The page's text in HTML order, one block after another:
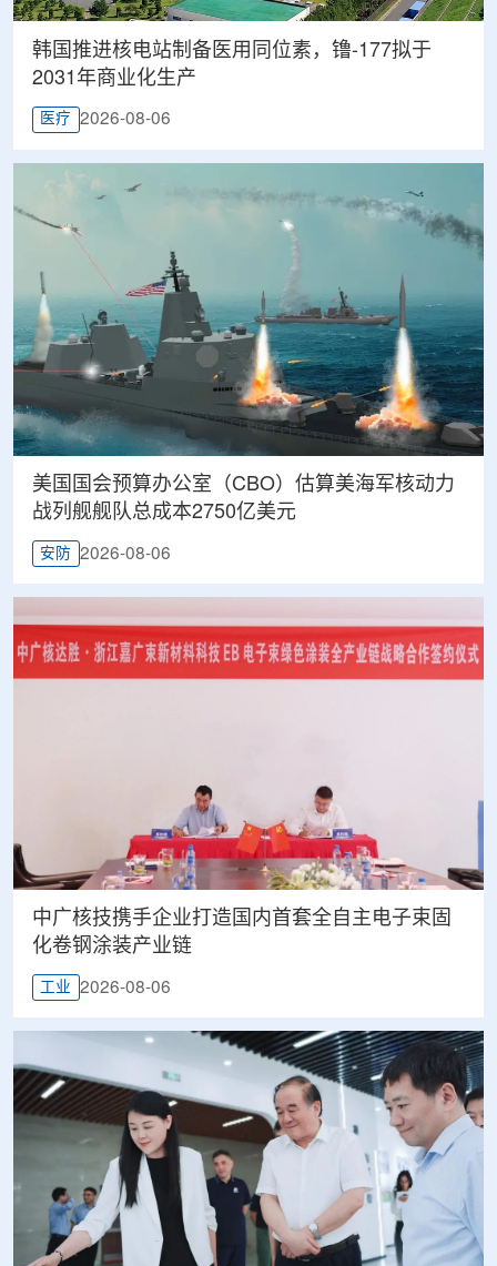
韩国推进核电站制备医用同位素，镥-177拟于
2031年商业化生产
医疗 2026-08-06
美国国会预算办公室（CBO）估算美海军核动力
战列舰舰队总成本2750亿美元
安防 2026-08-06
中广核技携手企业打造国内首套全自主电子束固
化卷钢涂装产业链
工业 2026-08-06